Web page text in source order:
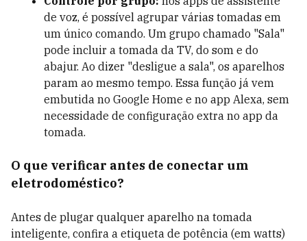
de voz, é possível agrupar várias tomadas em
um único comando. Um grupo chamado "Sala"
pode incluir a tomada da TV, do som e do
abajur. Ao dizer "desligue a sala", os aparelhos
param ao mesmo tempo. Essa função já vem
embutida no Google Home e no app Alexa, sem
necessidade de configuração extra no app da
tomada.
O que verificar antes de conectar um
eletrodoméstico?
Antes de plugar qualquer aparelho na tomada
inteligente, confira a etiqueta de potência (em watts)